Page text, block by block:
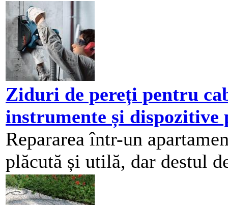
Ziduri de pereți pentru
instrumente și dispozitive
Repararea într-un
plăcută și utilă, dar destul